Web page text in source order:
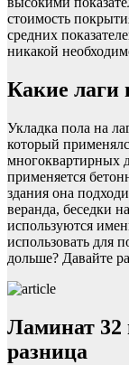
стоимость
средних
никакой
Какие лаги
Укладка пола на
который
многоквартирных
применяется
здания она
веранда, беседки
используются
использовать для
дольше? Давайте
Ламинат 32
разница